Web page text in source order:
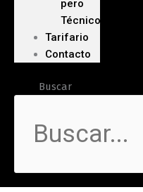
pero
Técnico
Tarifario
Contacto
Buscar